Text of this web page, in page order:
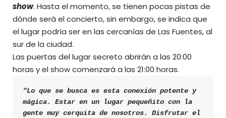
show. Hasta el momento, se tienen pocas pistas de
dónde será el concierto, sin embargo, se indica que
el lugar podría ser en las cercanías de Las Fuentes, al
sur de la ciudad.
Las puertas del lugar secreto abrirán a las 20:00
horas y el show comenzará a las 21:00 horas.
“Lo que se busca es esta conexión potente y
mágica. Estar en un lugar pequeñito con la
gente muy cerquita de nosotros. Disfrutar el